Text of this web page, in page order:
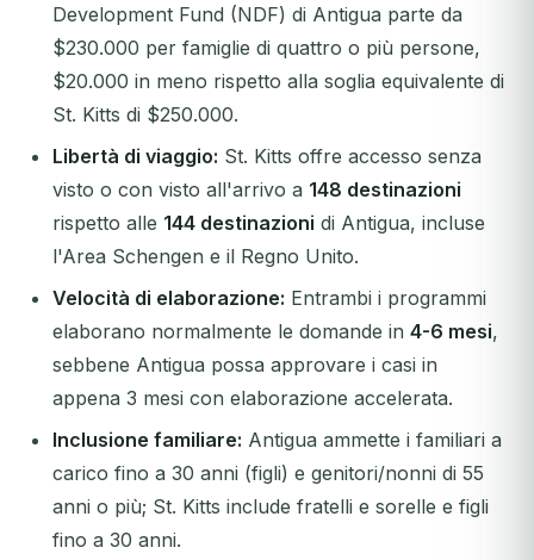
Development Fund (NDF) di Antigua parte da
$230.000 per famiglie di quattro o più persone,
$20.000 in meno rispetto alla soglia equivalente di
St. Kitts di $250.000.
Libertà di viaggio: St. Kitts offre accesso senza
visto o con visto all'arrivo a 148 destinazioni
rispetto alle 144 destinazioni di Antigua, incluse
l'Area Schengen e il Regno Unito.
Velocità di elaborazione: Entrambi i programmi
elaborano normalmente le domande in 4-6 mesi,
sebbene Antigua possa approvare i casi in
appena 3 mesi con elaborazione accelerata.
Inclusione familiare: Antigua ammette i familiari a
carico fino a 30 anni (figli) e genitori/nonni di 55
anni o più; St. Kitts include fratelli e sorelle e figli
fino a 30 anni.